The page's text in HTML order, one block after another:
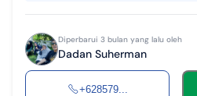
Diperbarui 3 bulan yang lalu oleh
Dadan Suherman
+628579...